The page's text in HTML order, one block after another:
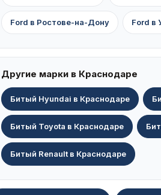
Ford в Ростове-на-Дону Ford в
Другие марки в Краснодаре
Битый Hyundai в Краснодаре
Битый Toyota в Краснодаре
Битый Renault в Краснодаре